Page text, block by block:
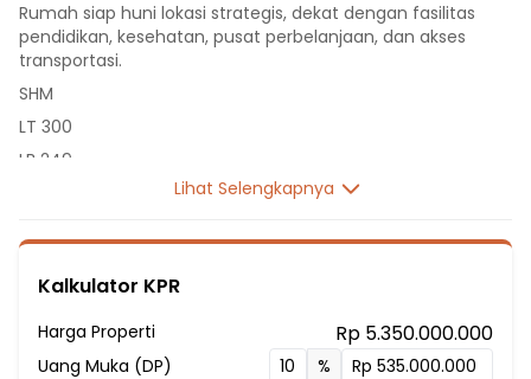
Rumah siap huni lokasi strategis, dekat dengan fasilitas
pendidikan, kesehatan, pusat perbelanjaan, dan akses
transportasi.
SHM
LT 300
LB 249
Listrik 4400 VA
Sumber Air Tanah
Fasilitas Sekitar Hunian:
Lihat Selengkapnya
Kalkulator KPR
Harga Properti Rp 5.350.000.000
Uang Muka (DP)
%